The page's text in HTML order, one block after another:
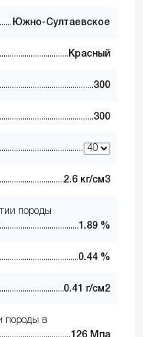
Южно-Султаевское
Красный
300
300
2.6 кг/см3
породы
1.89 %
0.44 %
0.41 г/см2
породы в